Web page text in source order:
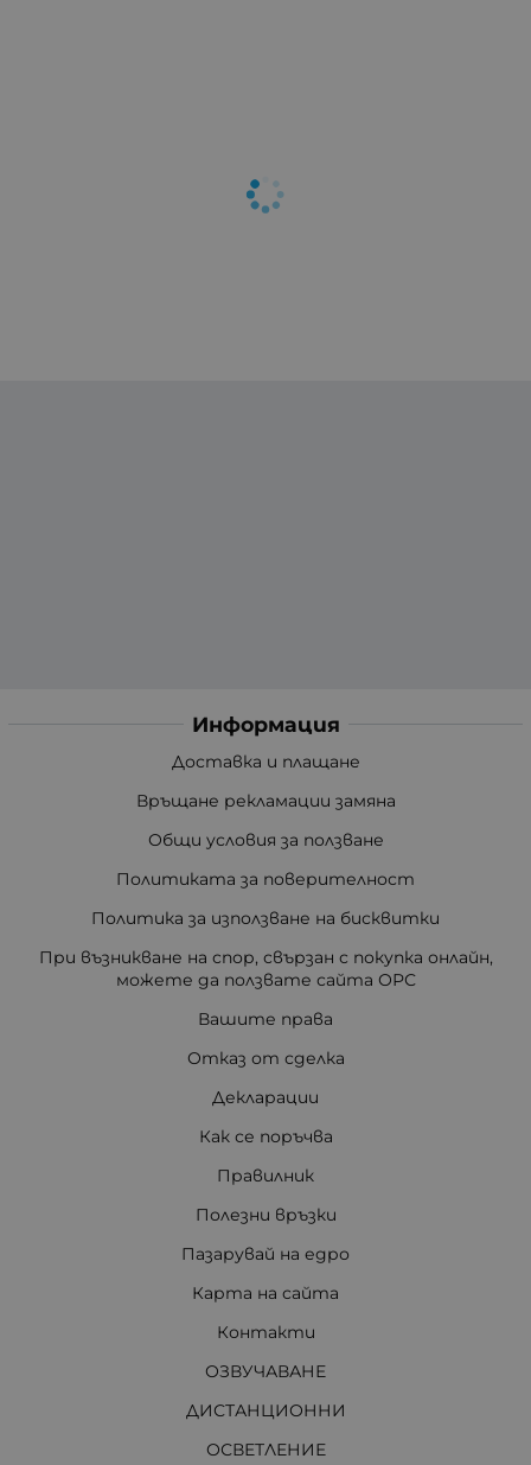
Информация
Доставка и плащане
Връщане рекламации замяна
Общи условия за ползване
Политиката за поверителност
Политика за използване на бисквитки
При възникване на спор, свързан с покупка онлайн,
можете да ползвате сайта ОРС
Вашите права
Отказ от сделка
Декларации
Как се поръчва
Правилник
Полезни връзки
Пазарувай на едро
Карта на сайта
Контакти
ОЗВУЧАВАНЕ
ДИСТАНЦИОННИ
ОСВЕТЛЕНИЕ